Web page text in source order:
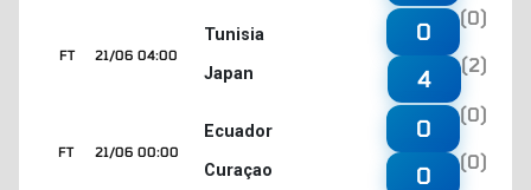
21/06 04:00
FT
Tunisia
Japan
0
(0)
4
(2)
21/06 00:00
FT
Ecuador
Curaçao
0
(0)
0
(0)